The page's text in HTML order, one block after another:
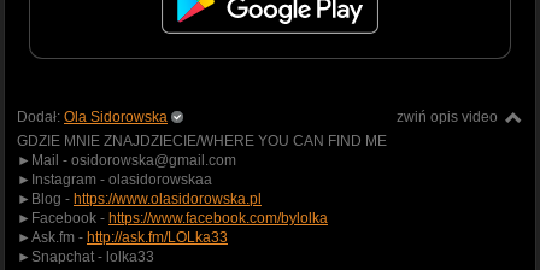
zwiń opis video
Dodał: Ola Sidorowska
GDZIE MNIE ZNAJDZIECIE/WHERE YOU CAN FIND ME
►Mail - osidorowska@gmail.com
►Instagram - olasidorowskaa
►Blog - https://www.olasidorowska.pl
►Facebook - https://www.facebook.com/bylolka
►Ask.fm - http://ask.fm/LOLka33
►Snapchat - lolka33